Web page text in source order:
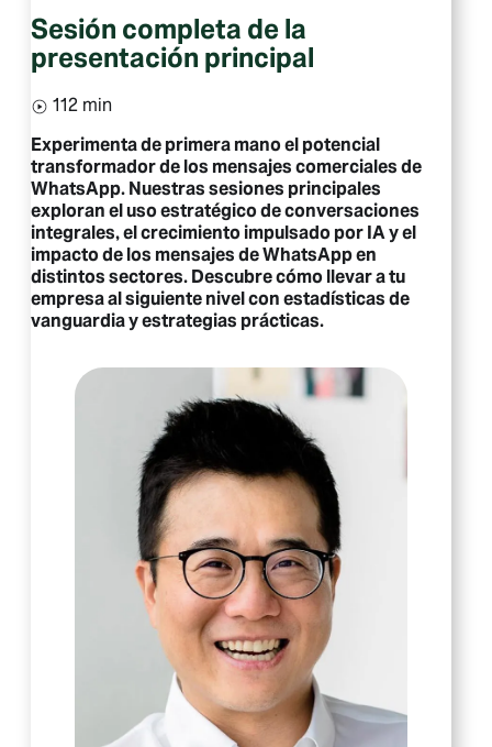
Sesión completa de la
presentación principal
112 min
Experimenta de primera mano el potencial
transformador de los mensajes comerciales de
WhatsApp. Nuestras sesiones principales
exploran el uso estratégico de conversaciones
integrales, el crecimiento impulsado por IA y el
impacto de los mensajes de WhatsApp en
distintos sectores. Descubre cómo llevar a tu
empresa al siguiente nivel con estadísticas de
vanguardia y estrategias prácticas.